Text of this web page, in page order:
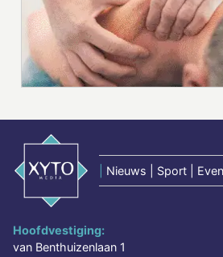
Nieuws | Sport |
Hoofdvestiging:
van Benthuizenlaan 1